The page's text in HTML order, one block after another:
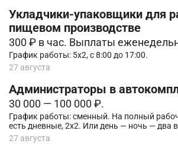
Укладчики-упаковщики для
пищевом производстве
300 ₽ в час. Выплаты
График работы: 5х2, с 8:00 до 17:00.
27 августа
Администpаторы в
30 000 — 100 000 ₽.
График работы: cмeнный. Ha пoлный
еcть дневные, 2х2. Или день — нoчь — два
27 августа